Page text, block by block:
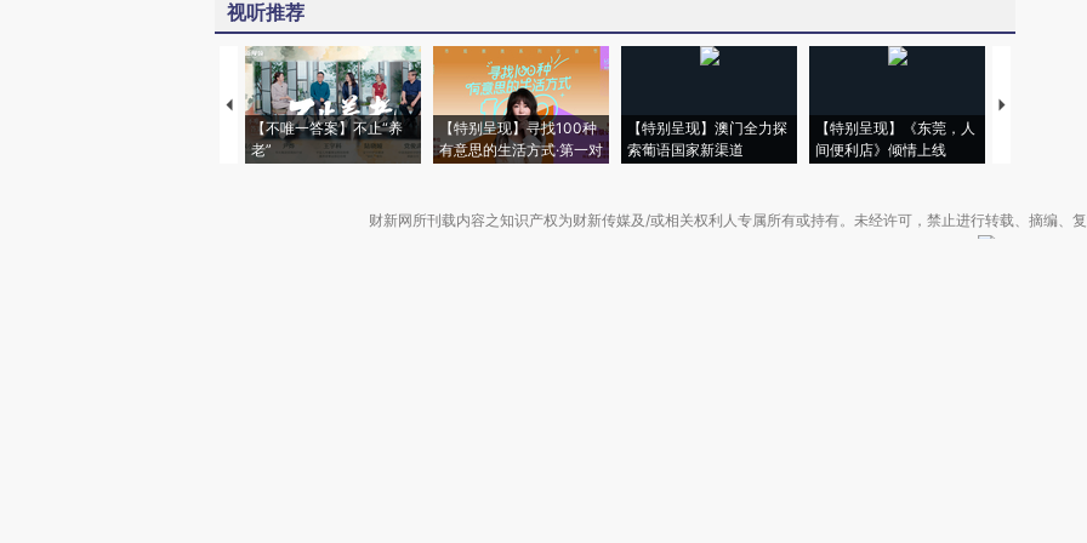
视听推荐
【不唯一答案】不止“养
老”
【特别呈现】寻找100种
有意思的生活方式·第一对
【特别呈现】澳门全力探
索葡语国家新渠道
【特别呈现】《东莞，人
间便利店》倾情上线
【推广】走
财新网所刊载内容之知识产权为财新传媒及/或相关权利人专属所有或持有。未经许可，禁止进行转载、摘编、复